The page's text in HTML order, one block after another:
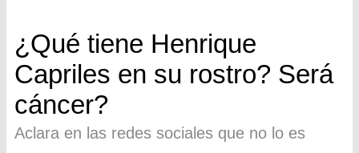
¿Qué tiene Henrique
Capriles en su rostro? Será
cáncer?
Aclara en las redes sociales que no lo es